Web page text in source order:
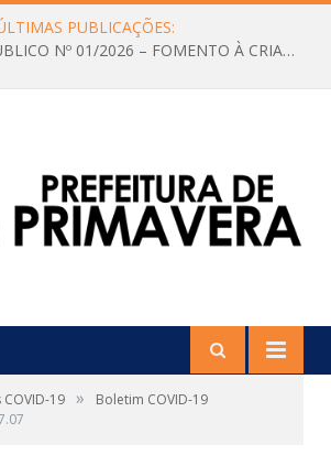
PUBLICAÇÕES:
CHAMAMENTO PÚBLICO Nº 01/2026 – FOMENTO À CRIAÇÃO E A CIRCULAÇÃO DE PRODUÇÕES CULTURAIS – Aldir Blanc
19 »
Boletim COVID-19